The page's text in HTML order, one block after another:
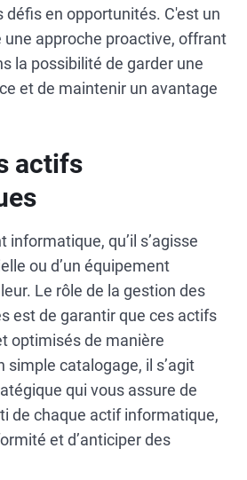
en opportunités. C'est un
une approche proactive, offrant
la possibilité de garder une
et de maintenir un avantage
actifs
informatique, qu’il s’agisse
ou d’un équipement
Le rôle de la gestion des
est de garantir que ces actifs
optimisés de manière
simple catalogage, il s’agit
qui vous assure de
de chaque actif informatique,
et d’anticiper des